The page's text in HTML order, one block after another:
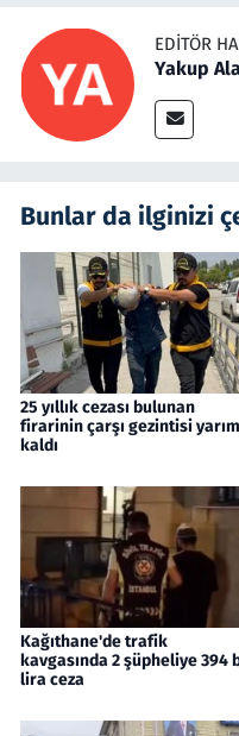
EDITÖR
Yakup
Bunlar da ilginizi
25 yıllık cezası bulunan
firarinin çarşı gezintisi yarım
kaldı
Kağıthane'de trafik
kavgasında 2 şüpheliye 394
lira ceza